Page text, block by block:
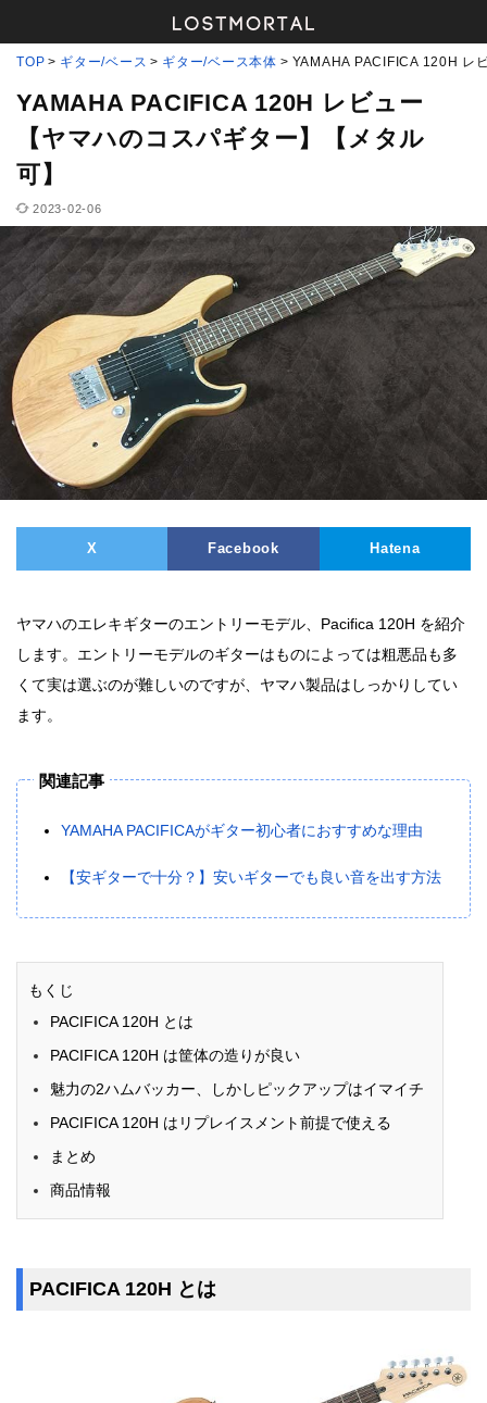
TOP ギター/ベース ギター/ベース本体 YAMAHA PACIFICA 120H レ
YAMAHA PACIFICA 120H レビュー
【ヤマハのコスパギター】【メタル
可】
2023-02-06
X Facebook Hatena
ヤマハのエレキギターのエントリーモデル、Pacifica 120H を紹介
します。エントリーモデルのギターはものによっては粗悪品も多
くて実は選ぶのが難しいのですが、ヤマハ製品はしっかりしてい
ます。
関連記事
YAMAHA PACIFICAがギター初心者におすすめな理由
【安ギターで十分？】安いギターでも良い音を出す方法
もくじ
PACIFICA 120H とは
PACIFICA 120H は筐体の造りが良い
魅力の2ハムバッカー、しかしピックアップはイマイチ
PACIFICA 120H はリプレイスメント前提で使える
まとめ
商品情報
PACIFICA 120H とは